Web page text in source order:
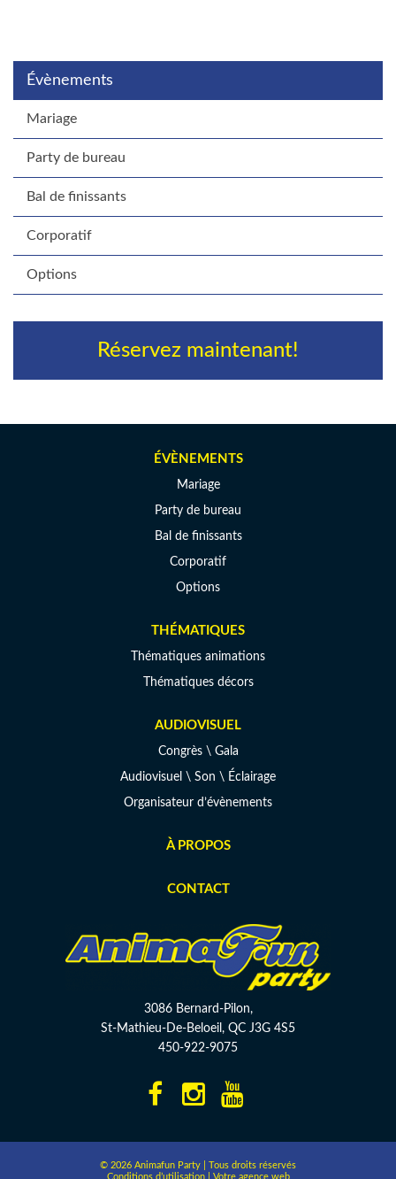
Évènements
Mariage
Party de bureau
Bal de finissants
Corporatif
Options
Réservez maintenant!
ÉVÈNEMENTS
Mariage
Party de bureau
Bal de finissants
Corporatif
Options
THÉMATIQUES
Thématiques animations
Thématiques décors
AUDIOVISUEL
Congrès \ Gala
Audiovisuel \ Son \ Éclairage
Organisateur d’évènements
À PROPOS
CONTACT
3086 Bernard-Pilon,
St-Mathieu-De-Beloeil, QC J3G 4S5
450-922-9075
© 2026 Animafun Party | Tous droits réservés